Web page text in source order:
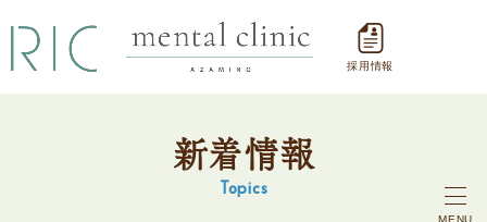
採用情報
新着情報
Topics